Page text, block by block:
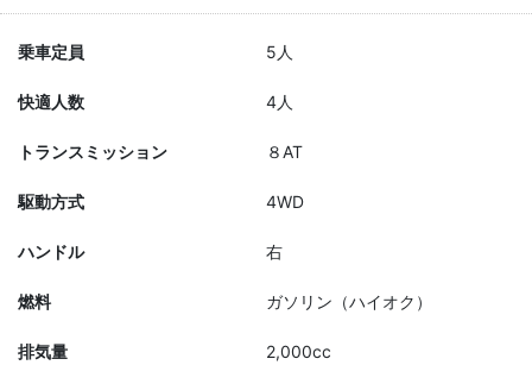
乗車定員 5人
快適人数 4人
トランスミッション ８AT
駆動方式 4WD
ハンドル 右
燃料 ガソリン（ハイオク）
排気量 2,000cc